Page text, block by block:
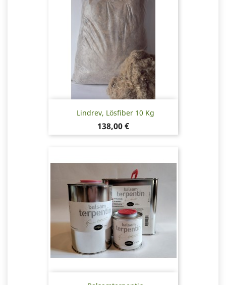
Lindrev, Lösfiber 10 Kg
Pris
138,00 €